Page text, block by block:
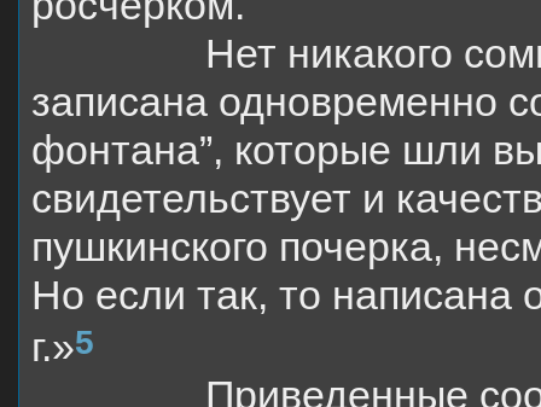
Нет никакого
записана одновременно
фонтана”, которые шли
свидетельствует и
пушкинского почерка,
Но если так, то
г.»5
Приведенные